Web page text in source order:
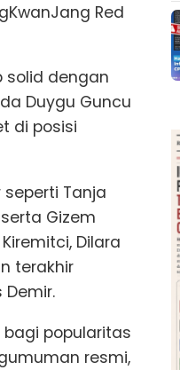
Red
solid dengan
Duygu Guncu
di posisi
Tanja
Gizem
Dilara
terakhir
popularitas
resmi,